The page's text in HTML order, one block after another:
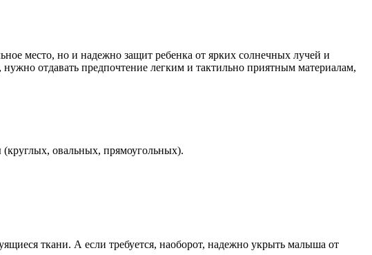
место, но и надежно защит ребенка от ярких солнечных лучей и
отдавать предпочтение легким и тактильно приятным материалам,
(круглых, овальных, прямоугольных).
ткани. А если требуется, наоборот, надежно укрыть малыша от